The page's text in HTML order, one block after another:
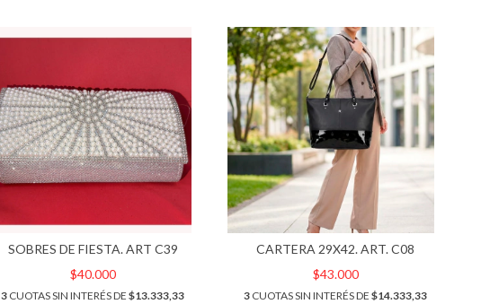
SOBRES DE FIESTA. ART C39
$40.000
3 CUOTAS SIN INTERÉS DE$13.333,33
CARTERA 29X42. ART. C08
$43.000
3 CUOTAS SIN INTERÉS DE$14.333,33